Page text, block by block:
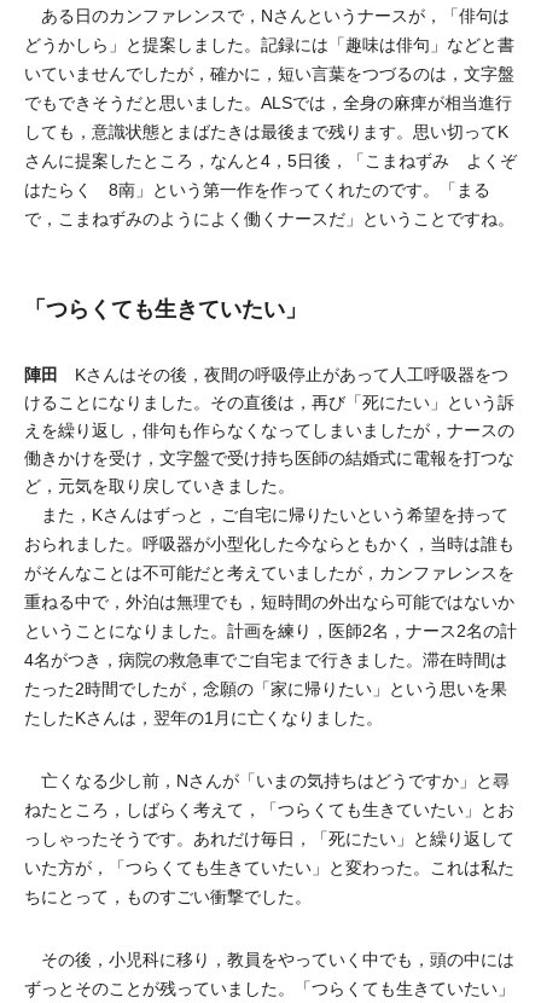
ある日のカンファレンスで，Nさんというナースが，「俳句は
どうかしら」と提案しました。記録には「趣味は俳句」などと書
いていませんでしたが，確かに，短い言葉をつづるのは，文字盤
でもできそうだと思いました。ALSでは，全身の麻痺が相当進行
しても，意識状態とまばたきは最後まで残ります。思い切ってK
さんに提案したところ，なんと4，5日後，「こまねずみ よくぞ
はたらく 8南」という第一作を作ってくれたのです。「まる
で，こまねずみのようによく働くナースだ」ということですね。
「つらくても生きていたい」
陣田 Kさんはその後，夜間の呼吸停止があって人工呼吸器をつ
けることになりました。その直後は，再び「死にたい」という訴
えを繰り返し，俳句も作らなくなってしまいましたが，ナースの
働きかけを受け，文字盤で受け持ち医師の結婚式に電報を打つな
ど，元気を取り戻していきました。
また，Kさんはずっと，ご自宅に帰りたいという希望を持って
おられました。呼吸器が小型化した今ならともかく，当時は誰も
がそんなことは不可能だと考えていましたが，カンファレンスを
重ねる中で，外泊は無理でも，短時間の外出なら可能ではないか
ということになりました。計画を練り，医師2名，ナース2名の計
4名がつき，病院の救急車でご自宅まで行きました。滞在時間は
たった2時間でしたが，念願の「家に帰りたい」という思いを果
たしたKさんは，翌年の1月に亡くなりました。
亡くなる少し前，Nさんが「いまの気持ちはどうですか」と尋
ねたところ，しばらく考えて，「つらくても生きていたい」とお
っしゃったそうです。あれだけ毎日，「死にたい」と繰り返して
いた方が，「つらくても生きていたい」と変わった。これは私た
ちにとって，ものすごい衝撃でした。
その後，小児科に移り，教員をやっていく中でも，頭の中には
ずっとそのことが残っていました。「つらくても生きていたい」